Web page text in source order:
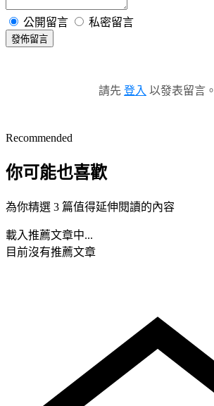
公開留言 私密留言
發佈留言
請先 登入 以發表留言。
Recommended
你可能也喜歡
為你精選 3 篇值得延伸閱讀的內容
載入推薦文章中...
目前沒有推薦文章